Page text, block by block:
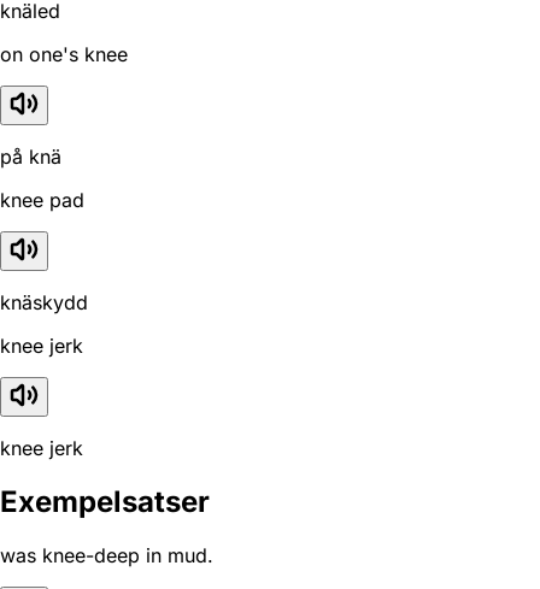
knäled
on one's knee
på knä
knee pad
knäskydd
knee jerk
knee jerk
Exempelsatser
was knee-deep in mud.